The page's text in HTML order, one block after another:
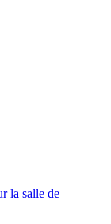
la salle de